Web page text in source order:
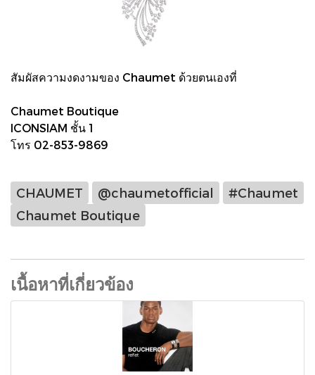
สัมผัสความงดงามของ Chaumet ด้วยตนเองที่
Chaumet Boutique
ICONSIAM ชั้น 1
โทร 02-853-9869
CHAUMET @chaumetofficial
#Chaumet
Chaumet Boutique
เนื้อหาที่เกี่ยวข้อง